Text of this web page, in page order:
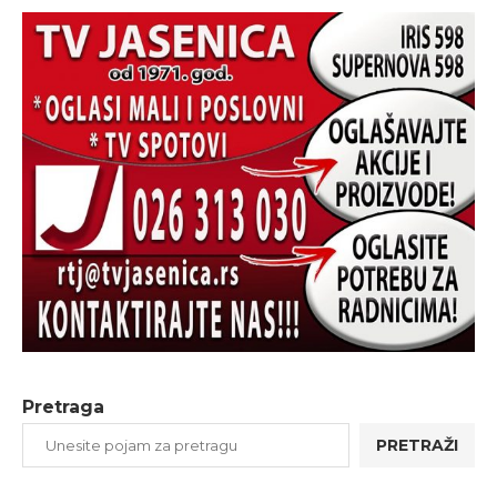
Pretraga
PRETRAŽI